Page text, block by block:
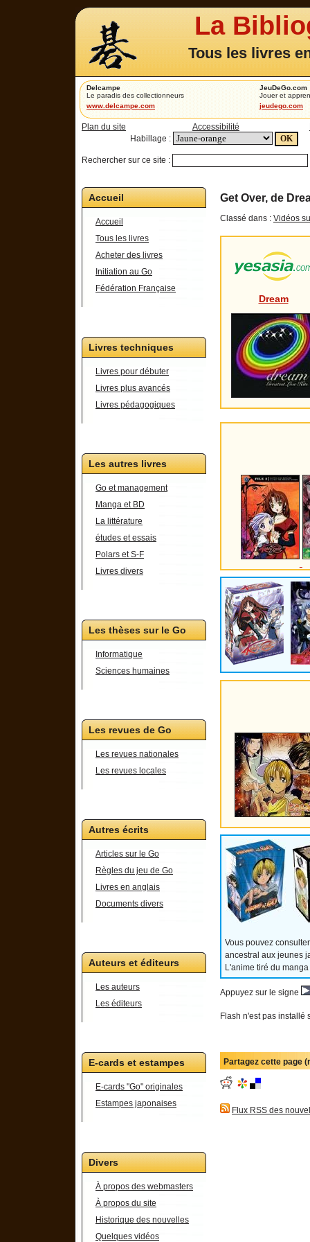
La
Tous les livres
Delcampe
Le paradis des collectionneurs
www.delcampe.com
JeuDeGo.com
Jouer et
jeudego.com
Plan du site Accessibilité
Habillage :
Rechercher sur ce site :
Accueil
Accueil
Tous les livres
Acheter des livres
Initiation au Go
Fédération Française
Livres techniques
Livres pour débuter
Livres plus avancés
Livres pédagogiques
Les autres livres
Go et management
Manga et BD
La littérature
études et essais
Polars et S-F
Livres divers
Les thèses sur le Go
Informatique
Sciences humaines
Les revues de Go
Les revues nationales
Les revues locales
Autres écrits
Articles sur le Go
Règles du jeu de Go
Livres en anglais
Documents divers
Auteurs et éditeurs
Les auteurs
Les éditeurs
E-cards et estampes
E-cards "Go" originales
Estampes japonaises
Divers
À propos des webmasters
À propos du site
Historique des nouvelles
Quelques vidéos
Get Over, de
Classé dans : Vidéos
Dream
Vous pouvez
ancestral aux jeunes
L'anime tiré du
Appuyez sur le signe
Flash n'est pas installé
Partagez cette page
Flux RSS des